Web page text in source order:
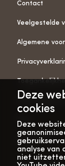
Deze
cookies
Deze
analyse van
niet
Contact
Veelgestelde
Algemene
ANBI-
Pers
Vacatures